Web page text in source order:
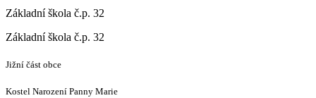
Základní škola č.p. 32
Základní škola č.p. 32
Jižní část obce
Kostel Narození Panny Marie